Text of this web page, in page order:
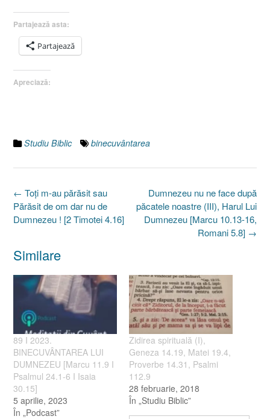
Partajează asta:
Partajează
Apreciază:
Studiu Biblic binecuvântarea
Post
navigation
Dumnezeu nu ne face după
păcatele noastre (III), Harul Lui
Dumnezeu [Marcu 10.13-16,
Romani 5.8] →
← Toţi m-au părăsit sau
Părăsit de om dar nu de
Dumnezeu ! [2 Timotei 4.16]
Similare
89 I 2023.
BINECUVÂNTAREA LUI
DUMNEZEU [Marcu 11.9 I
Psalmul 24.1-6 I Isaia
30.15]
5 aprilie, 2023
În „Podcast”
Zidirea spirituală (I),
Geneza 14.19, Matei 19.4,
Proverbe 14.31, Psalmi
112.9
28 februarie, 2018
În „Studiu Biblic”